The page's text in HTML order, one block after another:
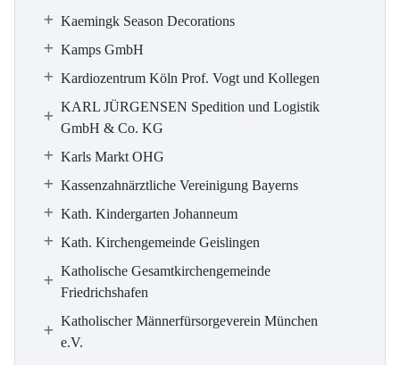
Kaemingk Season Decorations
Kamps GmbH
Kardiozentrum Köln Prof. Vogt und Kollegen
KARL JÜRGENSEN Spedition und Logistik
GmbH & Co. KG
Karls Markt OHG
Kassenzahnärztliche Vereinigung Bayerns
Kath. Kindergarten Johanneum
Kath. Kirchengemeinde Geislingen
Katholische Gesamtkirchengemeinde
Friedrichshafen
Katholischer Männerfürsorgeverein München
e.V.